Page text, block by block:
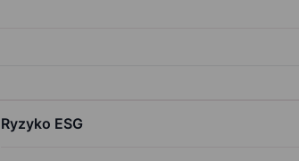
Ryzyko ESG